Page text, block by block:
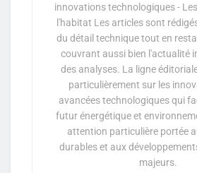
innovations technologiques -
l'habitat Les articles sont
du détail technique tout en
couvrant aussi bien l'actualité
des analyses. La ligne
particulièrement sur les
avancées technologiques qui
futur énergétique et
attention particulière portée
durables et aux
majeurs.